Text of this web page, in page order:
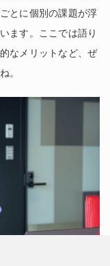
とに個別の課題が浮
ます。ここでは語り
なメリットなど、ぜ
。